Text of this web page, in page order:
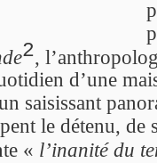
2,
d’une
saisissant
le détenu, de
« l’inanité du